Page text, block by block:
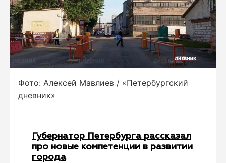
Фото: Алексей Мавлиев / «Петербургский
дневник»
Губернатор Петербурга рассказал
про новые компетенции в развитии
города